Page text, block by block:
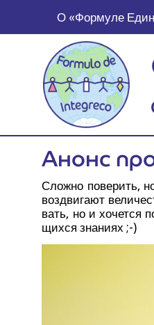
О «Фор­му­ле
Анонс
Слож­но пове­рить,
воз­дви­га­ют
вать, но и хочет­ся
щих­ся знаниях ;-)